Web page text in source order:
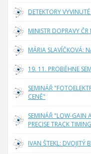
DETEKTORY
MINISTR DOPRAVY
MÁRIA SLAVÍČKOVÁ:
19. 11. PROBĚHNE
SEMINÁŘ
CENĚ"
SEMINÁŘ "LOW-GAIN
PRECISE TRACK
IVAN ŠTEKL: DVOJITÝ